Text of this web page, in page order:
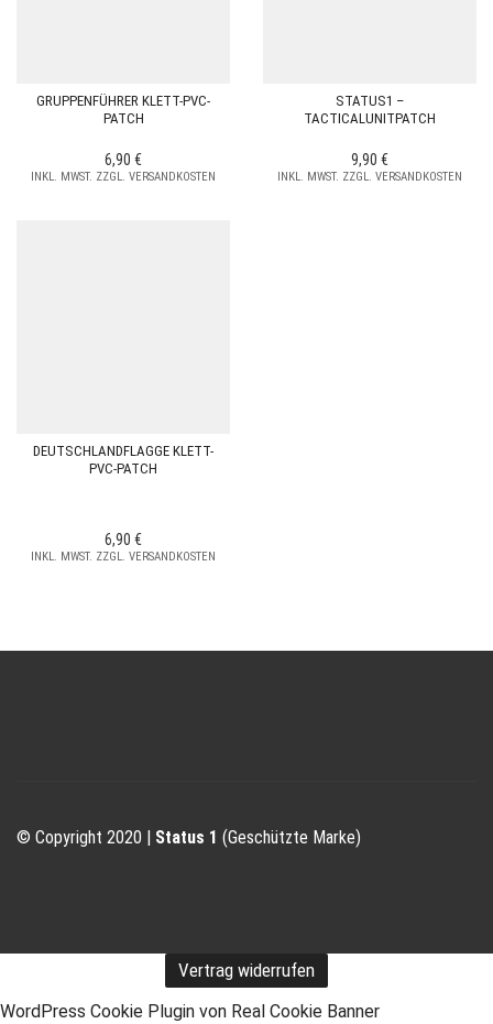
GRUPPENFÜHRER KLETT-PVC-
PATCH
6,90 €
INKL. MWST. ZZGL. VERSANDKOSTEN
STATUS1 –
TACTICALUNITPATCH
9,90 €
INKL. MWST. ZZGL. VERSANDKOSTEN
DEUTSCHLANDFLAGGE KLETT-
PVC-PATCH
6,90 €
INKL. MWST. ZZGL. VERSANDKOSTEN
© Copyright 2020 | Status 1 (Geschützte Marke)
Vertrag widerrufen
WordPress Cookie Plugin von Real Cookie Banner